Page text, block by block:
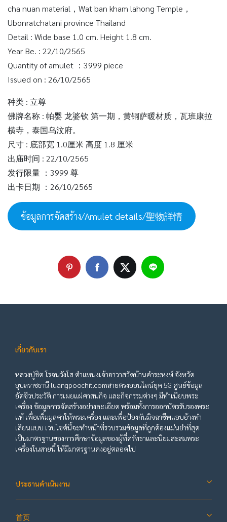
cha nuan material，Wat ban kham lahong Temple，
Ubonratchatani province Thailand
Detail : Wide base 1.0 cm. Height 1.8 cm.
Year Be. : 22/10/2565
Quantity of amulet ：3999 piece
Issued on : 26/10/2565
种类 : 立尊
佛牌名称 : 帕婴 龙婆钦 第一期，黄铜萨暖材质，瓦班康拉
横寺，泰国乌汶府。
尺寸 : 底部宽 1.0厘米 高度 1.8 厘米
出庙时间 : 22/10/2565
发行限量 ：3999 尊
出卡日期 ：26/10/2565
ข้อมูลการจัดสร้าง/Amulet details/聖物詳情
เกี่ยวกับเรา
หลวงปู่ชิต โรจนวังโส ตำแหน่งเจ้าอาวาสวัดบ้านคำระหงษ์ จังหวัด
อุบลราชธานี luangpoochit.comสายตรงออนไลน์ยุค 5G ศูนย์ข้อมูล
อัตชีวประวัติ การเผยแผ่ศาสนกิจ และกิจกรรมต่างๆ มีทำเนียบพระ
เครื่อง ข้อมูลการจัดสร้างอย่างละเอียด พร้อมทั้งการออกบัตรรับรองพระ
แท้ เพื่อเพิ่มมูลค่าให้พระเครื่อง และเพื่อป้องกันมิจฉาชีพแอบอ้างทำ
เลียนแบบ เวบไซต์นี้จะทำหน้าที่รวบรวมข้อมูลที่ถูกต้องแม่นยำที่สุด
เป็นมาตรฐานของการศึกษาข้อมูลของผู้ที่ศรัทธาและนิยมสะสมพระ
เครื่องในสายนี้ ให้มีมาตรฐานคงอยู่ตลอดไป
ประธานดำเนินงาน
首页